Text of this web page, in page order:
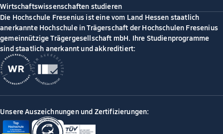
Wirtschaftswissenschaften studieren
Die Hochschule Fresenius ist eine vom Land Hessen staatlich
anerkannte Hochschule in Trägerschaft der Hochschulen Fresenius
gemeinnützige Trägergesellschaft mbH. Ihre Studienprogramme
sind staatlich anerkannt und akkreditiert:
Unsere Auszeichnungen und Zertifizierungen: